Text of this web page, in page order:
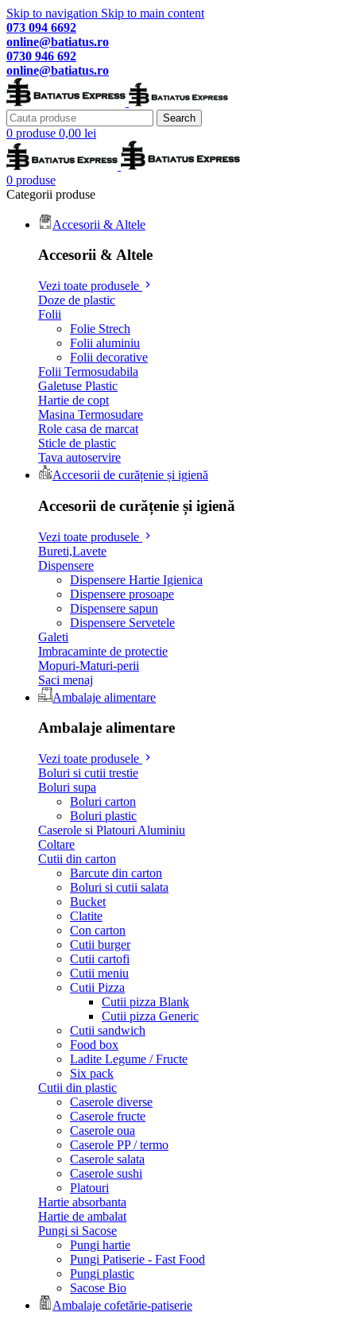
Skip to navigation Skip to main content
073 094 6692
online@batiatus.ro
0730 946 692
online@batiatus.ro
Search
0 produse 0,00 lei
0 produse
Categorii produse
Accesorii & Altele
Accesorii & Altele
Vezi toate produsele
Doze de plastic
Folii
Folie Strech
Folii aluminiu
Folii decorative
Folii Termosudabila
Galetuse Plastic
Hartie de copt
Masina Termosudare
Role casa de marcat
Sticle de plastic
Tava autoservire
Accesorii de curățenie și igienă
Accesorii de curățenie și igienă
Vezi toate produsele
Bureti,Lavete
Dispensere
Dispensere Hartie Igienica
Dispensere prosoape
Dispensere sapun
Dispensere Servetele
Galeti
Imbracaminte de protectie
Mopuri-Maturi-perii
Saci menaj
Ambalaje alimentare
Ambalaje alimentare
Vezi toate produsele
Boluri si cutii trestie
Boluri supa
Boluri carton
Boluri plastic
Caserole si Platouri Aluminiu
Coltare
Cutii din carton
Barcute din carton
Boluri si cutii salata
Bucket
Clatite
Con carton
Cutii burger
Cutii cartofi
Cutii meniu
Cutii Pizza
Cutii pizza Blank
Cutii pizza Generic
Cutii sandwich
Food box
Ladite Legume / Fructe
Six pack
Cutii din plastic
Caserole diverse
Caserole fructe
Caserole oua
Caserole PP / termo
Caserole salata
Caserole sushi
Platouri
Hartie absorbanta
Hartie de ambalat
Pungi si Sacose
Pungi hartie
Pungi Patiserie - Fast Food
Pungi plastic
Sacose Bio
Ambalaje cofetărie-patiserie